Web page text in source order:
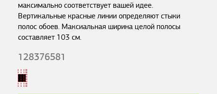
максимально соответствует вашей идее.
Вертикальные красные линии определяют стыки
полос обоев. Максиальная ширина целой полосы
составляет 103 см.
128376581